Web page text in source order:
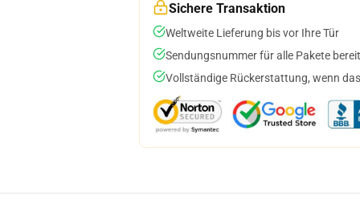
Sichere Transaktion
Weltweite Lieferung bis vor Ihre Tür
Sendungsnummer für alle Pakete
Vollständige Rückerstattung, wenn